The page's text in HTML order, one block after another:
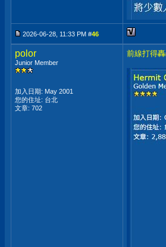
2026-06-28, 11:33 PM #46
polor
Junior Member
加入日期: May 2001
您的住址: 台北
文章: 702
前線打得